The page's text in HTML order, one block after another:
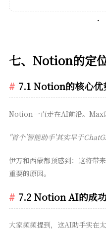
七、Notion的定
7.1 Notion的核心优
Notion一直走在AI前沿。Max
"首个'智能助手'其实早于
伊万和西蒙都预感到：这将带
重要的原因。
7.2 Notion AI的成
大家频频提到，这AI助手实在